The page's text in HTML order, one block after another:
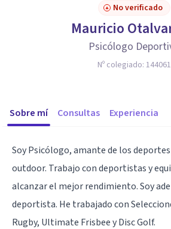
No verificado
Mauricio
Psicólogo
Nº colegiado: 144061
Sobre mí Consultas Experiencia
Soy Psicólogo, amante de los
outdoor. Trabajo con deportistas y
alcanzar el mejor rendimiento. Soy
deportista. He trabajado con
Rugby, Ultimate Frisbee y Disc Golf.